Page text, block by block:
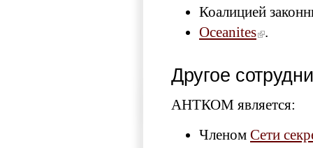
Коалицией
Oceanites .
Другое
АНТКОМ является:
Членом Сети